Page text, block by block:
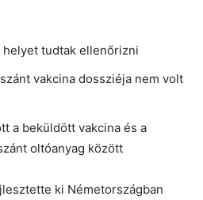
tudtak ellenőrizni
vakcina dossziéja nem volt
a beküldött vakcina és a
oltóanyag között
ki Németországban